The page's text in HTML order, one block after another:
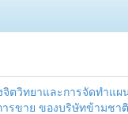
ตวิทยาและการจัดทำแผ
รขาย ของบริษัทข้ามชาติ